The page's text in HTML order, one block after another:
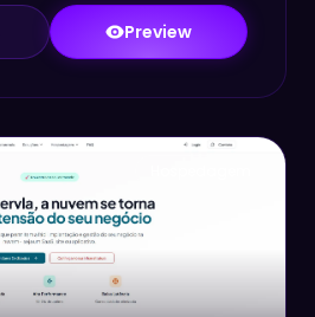
Preview